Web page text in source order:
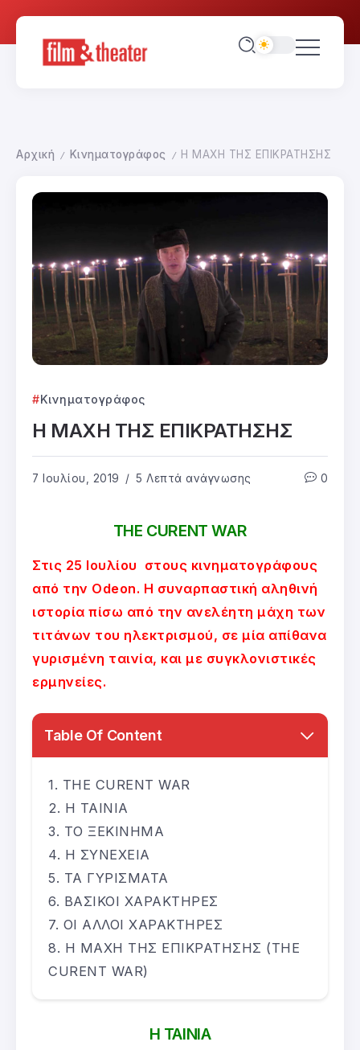
Αρχική / Κινηματογράφος / Η ΜΑΧΗ ΤΗΣ ΕΠΙΚΡΑΤΗΣΗΣ
Κινηματογράφος
Η ΜΑΧΗ ΤΗΣ ΕΠΙΚΡΑΤΗΣΗΣ
7 Ιουλίου, 2019 5 Λεπτά ανάγνωσης 0
THE CURENT WAR
Στις 25 Ιουλίου στους κινηματογράφους
από την Odeon. Η συναρπαστική αληθινή
ιστορία πίσω από την ανελέητη μάχη των
τιτάνων του ηλεκτρισμού, σε μία απίθανα
γυρισμένη ταινία, και με συγκλονιστικές
ερμηνείες.
Table Of Content
THE CURENT WAR
Η ΤΑΙΝΙΑ
ΤΟ ΞΕΚΙΝΗΜΑ
Η ΣΥΝΕΧΕΙΑ
ΤΑ ΓΥΡΙΣΜΑΤΑ
ΒΑΣΙΚΟΙ ΧΑΡΑΚΤΗΡΕΣ
ΟΙ ΑΛΛΟΙ ΧΑΡΑΚΤΗΡΕΣ
Η ΜΑΧΗ ΤΗΣ ΕΠΙΚΡΑΤΗΣΗΣ (THE
CURENT WAR)
Η ΤΑΙΝΙΑ